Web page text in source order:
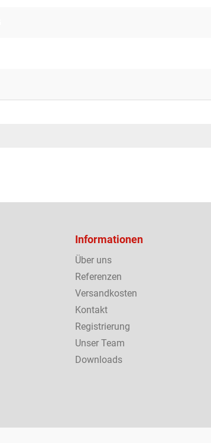
Informationen
Über uns
Referenzen
Versandkosten
Kontakt
Registrierung
Unser Team
Downloads